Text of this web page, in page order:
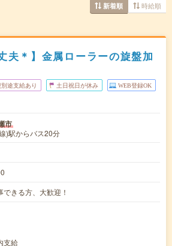
新着順 時給順
夫＊】金属ローラーの旋盤加
途支給あり 土日祝日が休み WEB登録OK
市
)駅からバス20分
きる方、大歓迎！
支給